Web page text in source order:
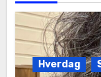
Hverdag